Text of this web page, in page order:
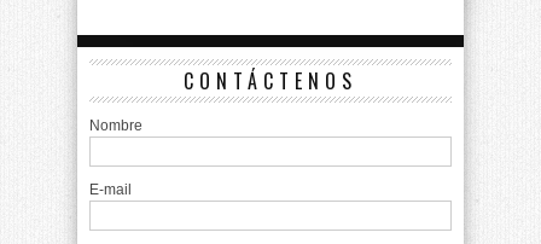
CONTÁCTENOS
Nombre
E-mail